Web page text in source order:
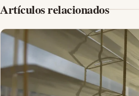
Artículos relacionados